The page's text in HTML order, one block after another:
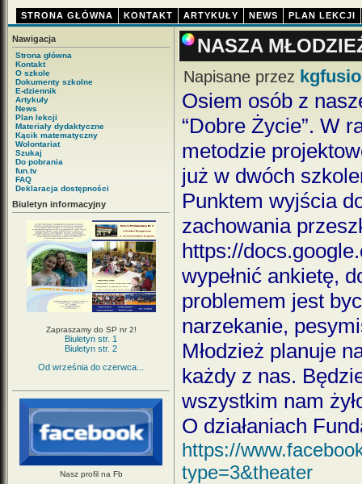
STRONA GŁÓWNA KONTAKT ARTYKUŁY NEWS PLAN LEKCJI
Nawigacja
Strona główna
Kontakt
O szkole
Dokumenty szkolne
E-dziennik
Artykuły
News
Plan lekcji
Materiały dydaktyczne
Kącik matematyczny
Wolontariat
Szukaj
Do pobrania
fun.tv
FAQ
Deklaracja dostępności
Biuletyn informacyjny
Zapraszamy do SP nr 2!
Biuletyn str. 1
Biuletyn str. 2
Od września do czerwca...
Nasz profil na Fb
NASZA
Napisane przez
Osiem osób z
“Dobre Życie”. W
metodzie
już w dwóch
Punktem wyjścia
zachowania
https://
wypełnić ankietę,
problemem jest
narzekanie,
Młodzież planuje
każdy z nas.
wszystkim nam
O działaniach
https://
type=3&theater